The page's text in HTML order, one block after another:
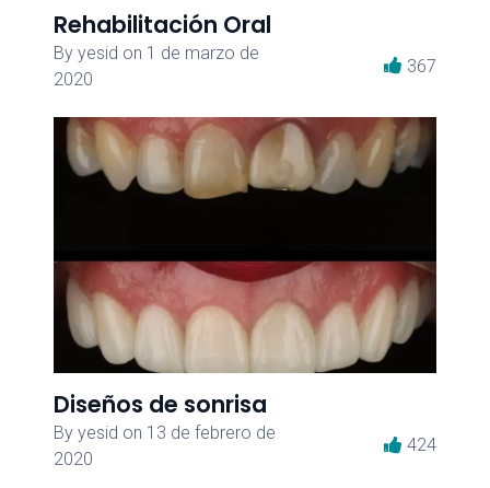
Rehabilitación Oral
By yesid on 1 de marzo de
2020
367
Diseños de sonrisa
By yesid on 13 de febrero de
2020
424